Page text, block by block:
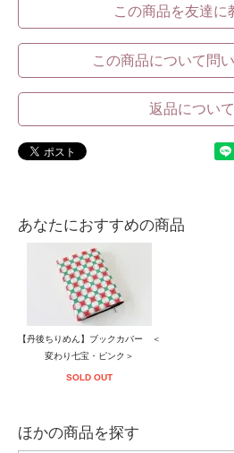
この商品を友達に
この商品について問
返品について
あなたにおすすめの商品
【丹後ちりめん】ブックカバー ＜
変わり七宝・ピンク＞
SOLD OUT
ほかの商品を探す